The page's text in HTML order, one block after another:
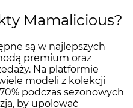
Mamalicious?
są w najlepszych
premium oraz
Na platformie
modeli z kolekcji
podczas sezonowych
by upolować